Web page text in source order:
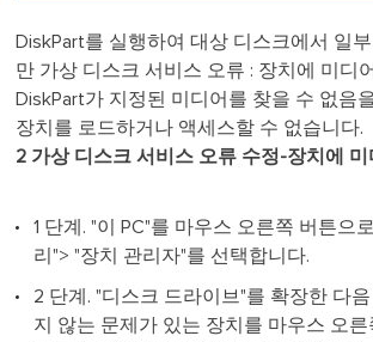
DiskPart를 실행하여 대상 디스크에서 일
만 가상 디스크 서비스 오류 : 장치에 미디
DiskPart가 지정된 미디어를 찾을 수 없음
장치를 로드하거나 액세스할 수 없습니다.
2 가상 디스크 서비스 오류 수정-장치에
1 단계. "이 PC"를 마우스 오른쪽 버튼으
리"> "장치 관리자"를 선택합니다.
2 단계. "디스크 드라이브"를 확장한 다
지 않는 문제가 있는 장치를 마우스 오